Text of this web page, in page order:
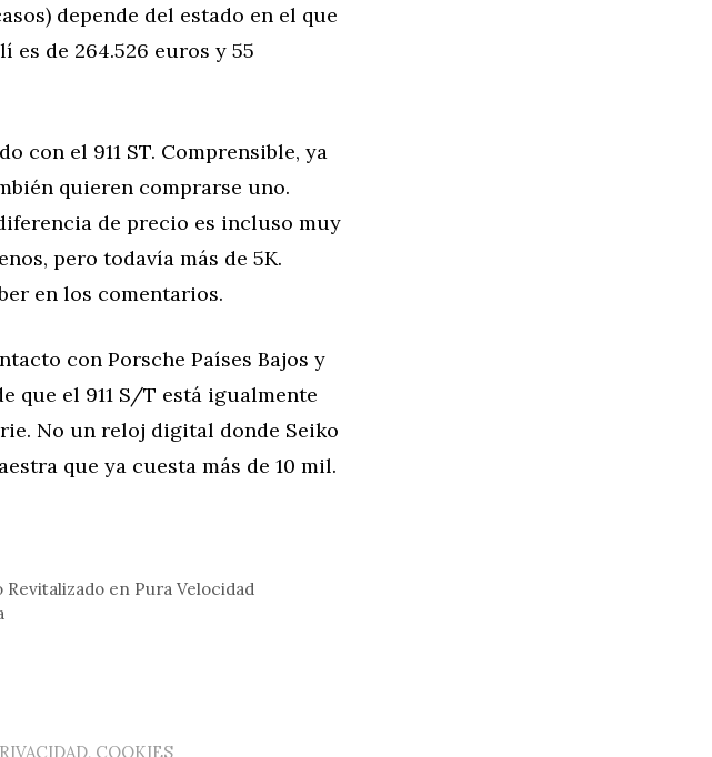
depende del estado en el que
es de 264.526 euros y 55
con el 911 ST. Comprensible, ya
quieren comprarse uno.
de precio es incluso muy
pero todavía más de 5K.
en los comentarios.
con Porsche Países Bajos y
que el 911 S/T está igualmente
No un reloj digital donde Seiko
que ya cuesta más de 10 mil.
Revitalizado en Pura Velocidad
COOKIES